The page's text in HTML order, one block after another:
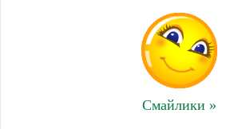
Смайлики »